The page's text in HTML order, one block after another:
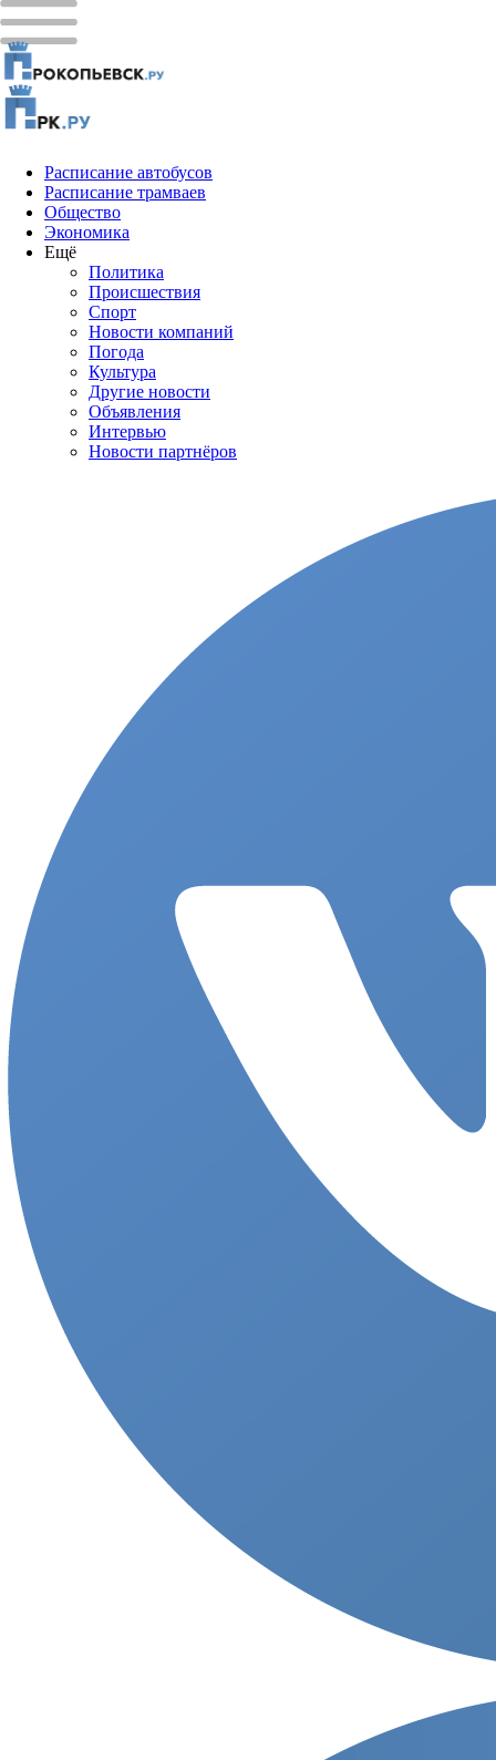
Расписание автобусов
Расписание трамваев
Общество
Экономика
Ещё
Политика
Проиcшествия
Спорт
Новости компаний
Погода
Культура
Другие новости
Объявления
Интервью
Новости партнёров